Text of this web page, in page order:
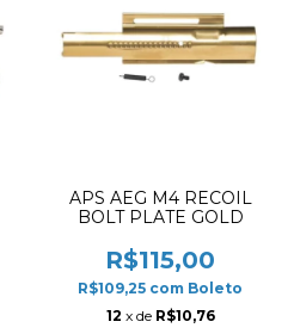
APS AEG M4 RECOIL
BOLT PLATE GOLD
R$115,00
R$109,25 com Boleto
12 x de R$10,76